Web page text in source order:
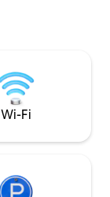
Wi-Fi